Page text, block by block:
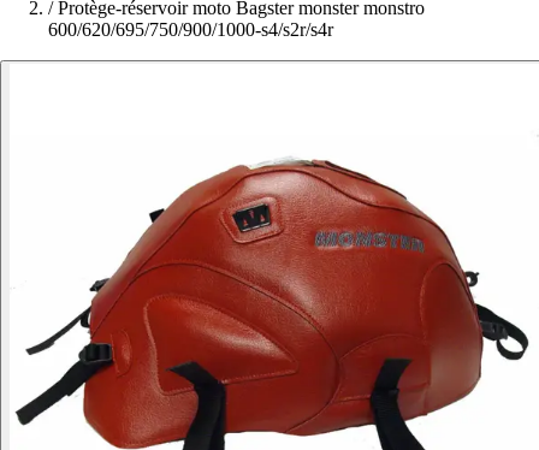
/ Protège-réservoir moto Bagster monster monstro
600/620/695/750/900/1000-s4/s2r/s4r